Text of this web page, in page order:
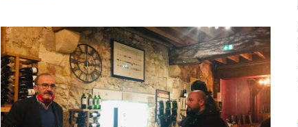
на
рождественском
фестивале
в
Кракове